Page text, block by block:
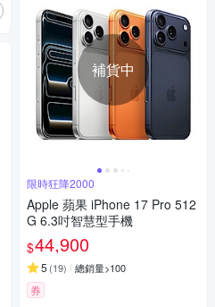
補貨中
限時狂降2000
Apple 蘋果 iPhone 17 Pro 512
G 6.3吋智慧型手機
$44,900
5 (19) 總銷量>100
券